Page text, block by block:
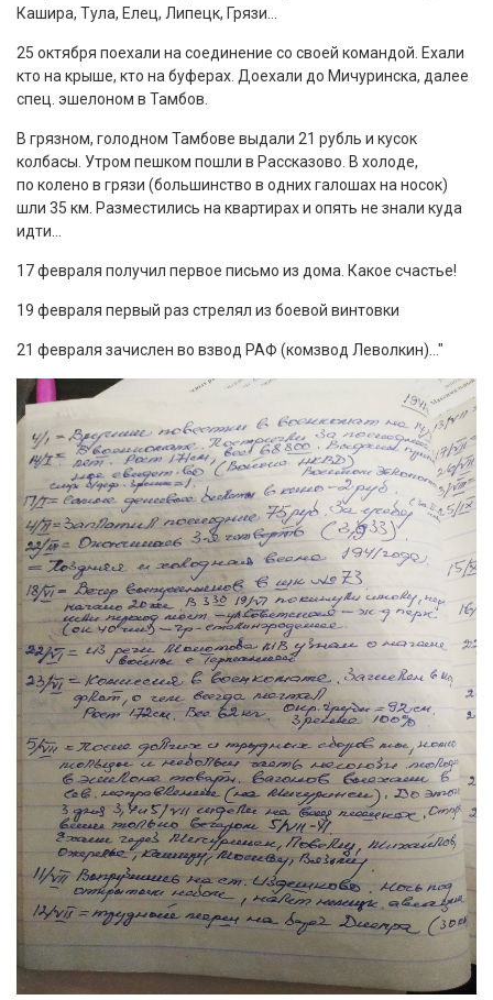
Кашира, Тула, Елец, Липецк, Грязи…
25 октября поехали на соединение со своей командой. Ехали
кто на крыше, кто на буферах. Доехали до Мичуринска, далее
спец. эшелоном в Тамбов.
В грязном, голодном Тамбове выдали 21 рубль и кусок
колбасы. Утром пешком пошли в Рассказово. В холоде,
по колено в грязи (большинство в одних галошах на носок)
шли 35 км. Разместились на квартирах и опять не знали куда
идти…
17 февраля получил первое письмо из дома. Какое счастье!
19 февраля первый раз стрелял из боевой винтовки
21 февраля зачислен во взвод РАФ (комзвод Леволкин)…"